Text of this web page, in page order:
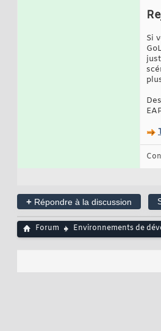
Si
+ Répondre à la discussion
Forum Environnements de